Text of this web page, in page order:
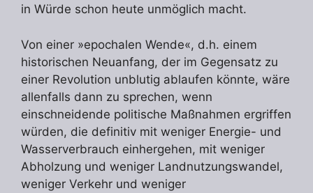
in Würde schon heute unmöglich macht.
Von einer »epochalen Wende«, d.h. einem
historischen Neuanfang, der im Gegensatz zu
einer Revolution unblutig ablaufen könnte, wäre
allenfalls dann zu sprechen, wenn
einschneidende politische Maßnahmen ergriffen
würden, die definitiv mit weniger Energie- und
Wasserverbrauch einhergehen, mit weniger
Abholzung und weniger Landnutzungswandel,
weniger Verkehr und weniger